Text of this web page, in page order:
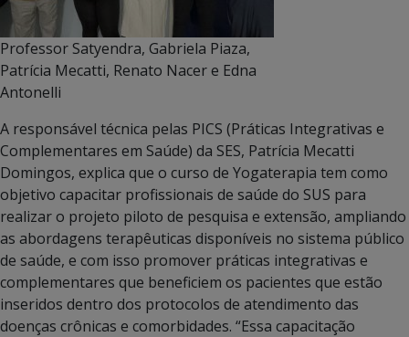
Professor Satyendra, Gabriela Piaza,
Patrícia Mecatti, Renato Nacer e Edna
Antonelli
A responsável técnica pelas PICS (Práticas Integrativas e
Complementares em Saúde) da SES, Patrícia Mecatti
Domingos, explica que o curso de Yogaterapia tem como
objetivo capacitar profissionais de saúde do SUS para
realizar o projeto piloto de pesquisa e extensão, ampliando
as abordagens terapêuticas disponíveis no sistema público
de saúde, e com isso promover práticas integrativas e
complementares que beneficiem os pacientes que estão
inseridos dentro dos protocolos de atendimento das
doenças crônicas e comorbidades. “Essa capacitação